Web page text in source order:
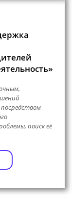
поиск её